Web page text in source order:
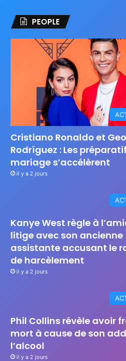
PEOPLE
Cristiano Ronaldo et
Rodríguez : Les
mariage s’accélèrent
il y a 2 jours
Kanye West règle à
litige avec son ancienne
assistante accusant le
de harcèlement
il y a 2 jours
Phil Collins révèle avoir
mort à cause de son
l’alcool
il y a 2 jours